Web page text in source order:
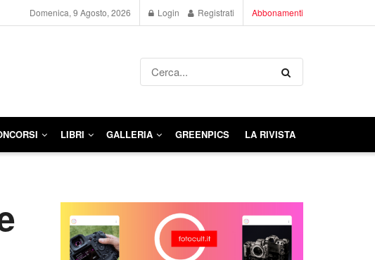
Domenica, 9 Agosto, 2026 Login Registrati Abbonamenti
LIBRI GALLERIA GREENPICS LA RIVISTA